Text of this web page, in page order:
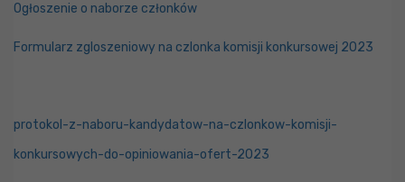
Ogłoszenie o naborze członków
Formularz zgloszeniowy na czlonka komisji konkursowej 2023
protokol-z-naboru-kandydatow-na-czlonkow-komisji-
konkursowych-do-opiniowania-ofert-2023